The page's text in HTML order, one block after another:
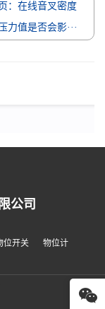
：在线音叉密度
力值是否会影···
公司
位开关
物位计